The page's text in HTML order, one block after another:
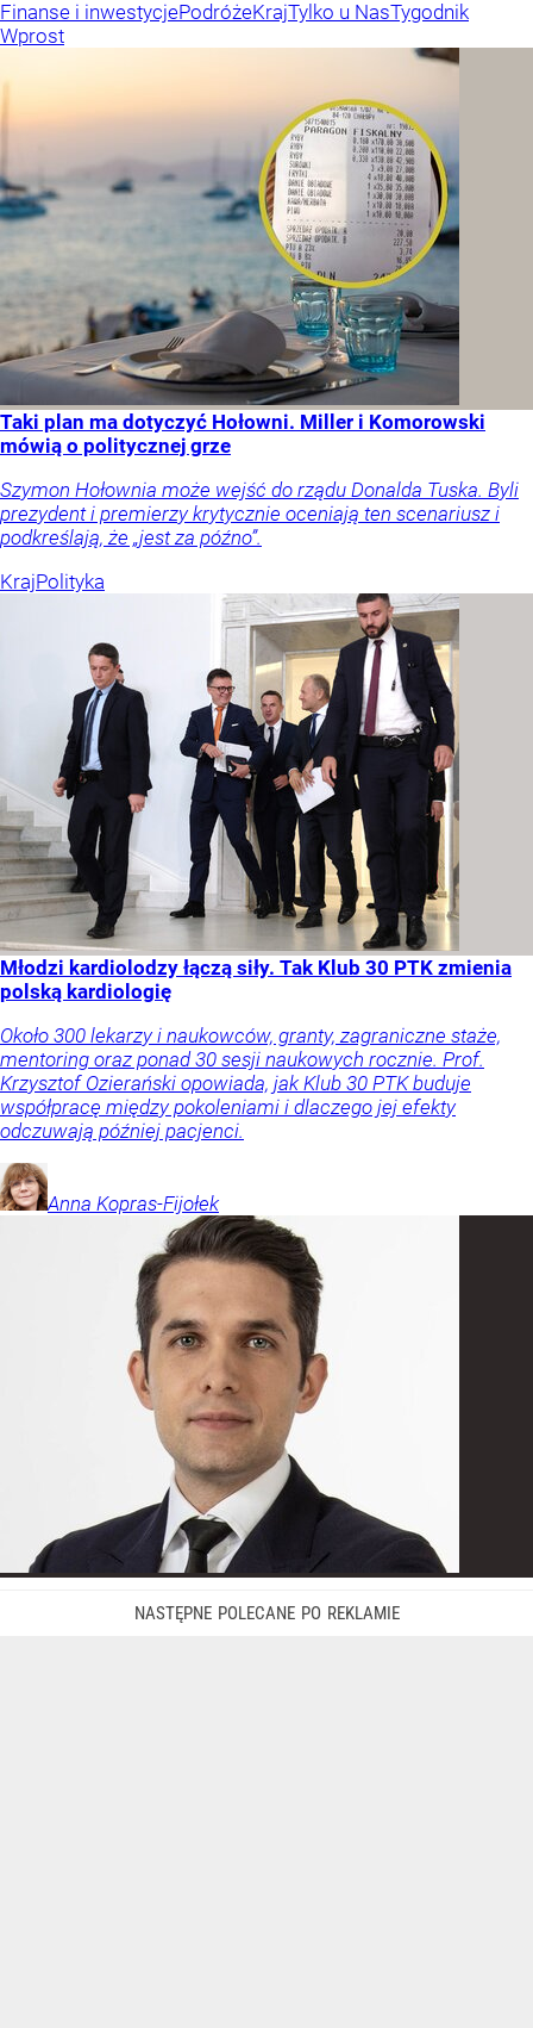
Finanse i inwestycjePodróżeKrajTylko u NasTygodnik
Wprost
Taki plan ma dotyczyć Hołowni. Miller i Komorowski
mówią o politycznej grze
Szymon Hołownia może wejść do rządu Donalda Tuska. Byli
prezydent i premierzy krytycznie oceniają ten scenariusz i
podkreślają, że „jest za późno”.
KrajPolityka
Młodzi kardiolodzy łączą siły. Tak Klub 30 PTK zmienia
polską kardiologię
Około 300 lekarzy i naukowców, granty, zagraniczne staże,
mentoring oraz ponad 30 sesji naukowych rocznie. Prof.
Krzysztof Ozierański opowiada, jak Klub 30 PTK buduje
współpracę między pokoleniami i dlaczego jej efekty
odczuwają później pacjenci.
Anna Kopras-Fijołek